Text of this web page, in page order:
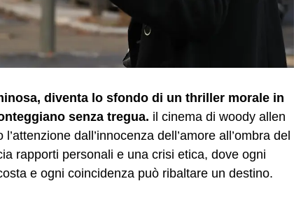
diventa lo sfondo di un thriller morale in
senza tregua. il cinema di woody allen
dall’innocenza dell’amore all’ombra del
rapporti personali e una crisi etica, dove ogni
e ogni coincidenza può ribaltare un destino.